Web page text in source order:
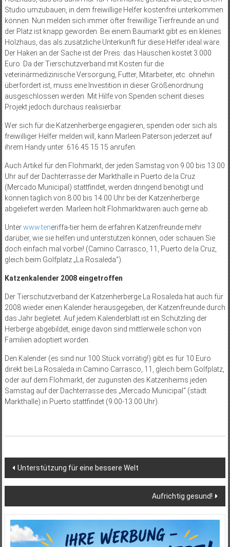
Studio umzubauen, in dem freiwillige Helfer kostenfrei unterkommen
können. Nun melden sich immer öfter freiwillige Tierfreunde an und
der Platz ist knapp geworden. Bei einem Baumarkt gibt es ein kleines
Holzhaus, das als zusätzliche Unterkunft für diese Helfer ideal wäre.
Der Haken an der Sache ist der Preis: das Häuschen kostet 3.000
Euro. Da der Tierschutzverband mit Kosten für die
veterinärmedizinische Versorgung, Futter, Mitarbeiter, etc. ohnehin
überfordert ist, muss eine Investition in dieser Größenordnung
ausgeschlossen werden. Mit Hilfe von Spenden scheint dieses
Projekt jedoch durchaus realisierbar.
Wer sich für die Katzenherberge engagieren, spenden oder sich als
freiwilliger Helfer melden will, kann Marleen Paterson jederzeit auf
ihrem Handy unter 616 45 15 15 anrufen.
Auch Artikel für den Flohmarkt, der jeden Samstag von 9.00 bis 13.00
Uhr auf der Dachterrasse der Markthalle in Puerto de la Cruz
(Mercado Municipal) stattfindet, werden dringend benötigt und
können täglich von 8.00 bis 14.00 Uhr bei der Katzenherberge
abgeliefert werden. Marleen holt Flohmarktwaren auch gerne ab.
Unterwww.teneriffa-tier heim.de erfahren Katzenfreunde mehr
darüber, wie sie helfen und unterstützen können, oder schauen Sie
doch einfach mal vorbei! (Camino Carrasco, 11, Puerto de la Cruz,
gleich beim Golfplatz „La Rosaleda“).
Katzenkalender 2008 eingetroffen
Der Tierschutzverband der Katzenherberge La Rosaleda hat auch für
2008 wieder einen Kalender herausgegeben, der Katzenfreunde durch
das Jahr begleitet. Auf jedem Kalenderblatt ist ein Schützling der
Herberge abgebildet, einige davon sind mittlerweile schon von
Familien adoptiert worden.
Den Kalender (es sind nur 100 Stück vorrätig!) gibt es für 10 Euro
direkt bei La Rosaleda in Camino Carrasco, 11, gleich beim Golfplatz,
oder auf dem Flohmarkt, der zugunsten des Katzenheims jeden
Samstag auf der Dachterrasse des „Mercado Municipal“ (städt.
Markthalle) in Puerto stattfindet (9.00-13.00 Uhr).
Beitragsnavigation
Unterstützung für eine bessere Welt
Aufrichtig gesund!